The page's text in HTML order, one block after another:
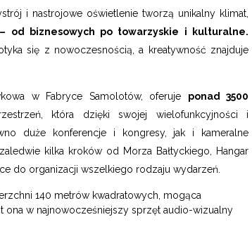
i nastrojowe oświetlenie tworzą unikalny klimat,
od biznesowych po towarzyskie i kulturalne.
się z nowoczesnością, a kreatywność znajduje
w Fabryce Samolotów, oferuje ponad 3500
która dzięki swojej wielofunkcyjności i
duże konferencje i kongresy, jak i kameralne
kilka kroków od Morza Bałtyckiego, Hangar
do organizacji wszelkiego rodzaju wydarzeń.
140 metrów kwadratowych, mogąca
ona w najnowocześniejszy sprzęt audio-wizualny